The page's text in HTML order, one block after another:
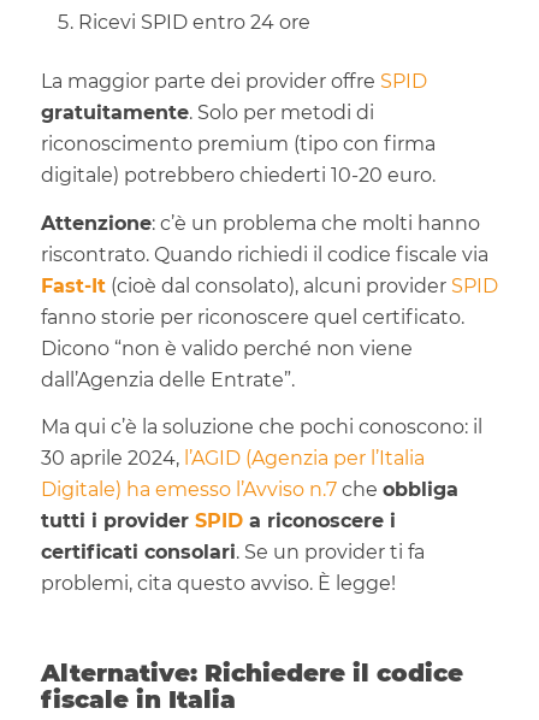
Ricevi SPID entro 24 ore
La maggior parte dei provider offre SPID
gratuitamente. Solo per metodi di
riconoscimento premium (tipo con firma
digitale) potrebbero chiederti 10-20 euro.
Attenzione: c’è un problema che molti hanno
riscontrato. Quando richiedi il codice fiscale via
Fast-It(cioè dal consolato), alcuni provider SPID
fanno storie per riconoscere quel certificato.
Dicono “non è valido perché non viene
dall’Agenzia delle Entrate”.
Ma qui c’è la soluzione che pochi conoscono: il
30 aprile 2024, l’AGID (Agenzia per l’Italia
Digitale) ha emesso l’Avviso n.7che obbliga
tutti i provider SPIDa riconoscere i
certificati consolari. Se un provider ti fa
problemi, cita questo avviso. È legge!
Alternative: Richiedere il codice
fiscale in Italia